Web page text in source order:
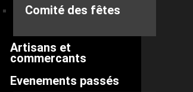
Comité des fêtes
Artisans et
commercants
Evenements passés